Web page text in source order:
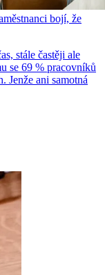
bojí, že
stále častěji ale
se 69 % pracovníků
Jenže ani samotná